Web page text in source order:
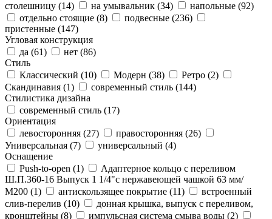
столешницу (14) на умывальник (34) напольные (92)
отдельно стоящие (8) подвесные (236)
пристенные (147)
Угловая конструкция
да (61) нет (86)
Стиль
Классический (10) Модерн (38) Ретро (2)
Скандинавия (1) современный стиль (144)
Стилистика дизайна
современный стиль (17)
Ориентация
левосторонняя (27) правосторонняя (26)
Универсальная (7) универсальный (4)
Оснащение
Push-to-open (1)
Адаптерное кольцо с переливом
Ш.П.360-16 Выпуск 1 1/4"с нержавеющей чашкой 63 мм/
М200 (1) антискользящее покрытие (11)
встроенный
слив-перелив (10)
донная крышка, выпуск с переливом,
кронштейны (8) импульсная система смыва воды (2)